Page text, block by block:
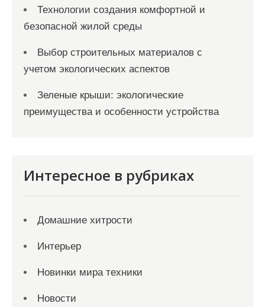
Технологии создания комфортной и
безопасной жилой среды
Выбор строительных материалов с
учетом экологических аспектов
Зеленые крыши: экологические
преимущества и особенности устройства
Интересное в рубриках
Домашние хитрости
Интерьер
Новинки мира техники
Новости